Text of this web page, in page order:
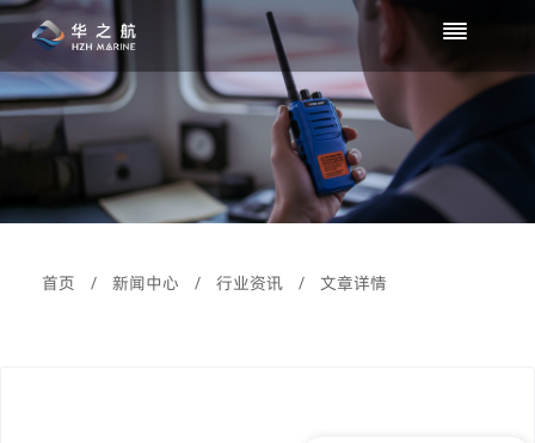
首页 / 新闻中心 / 行业资讯 / 文章详情